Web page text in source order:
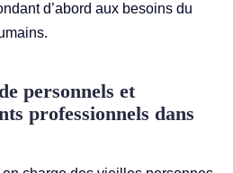
d’abord aux besoins du
personnels et
professionnels dans